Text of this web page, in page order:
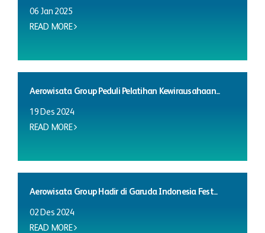
06 Jan 2025
READ MORE
Aerowisata Group Peduli Pelatihan Kewirausahaan...
19 Des 2024
READ MORE
Aerowisata Group Hadir di Garuda Indonesia Fest...
02 Des 2024
READ MORE